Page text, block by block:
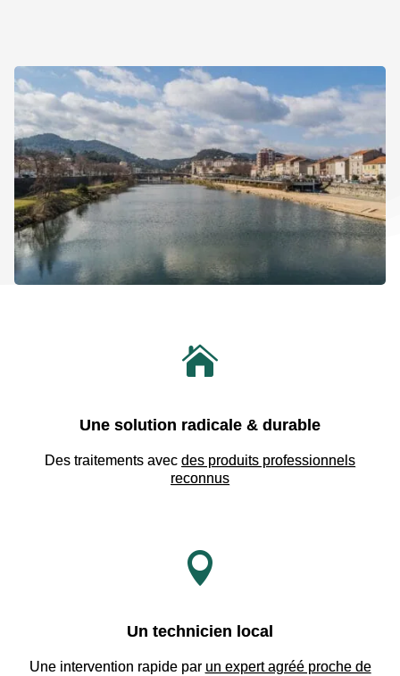

Une solution radicale & durable
Des traitements avec des produits professionnels
reconnus

Un technicien local
Une intervention rapide par un expert agréé proche de